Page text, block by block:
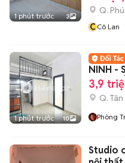
1 phút trước 3
Q.
CCô Lan
1 phút trước 10
NINH -
VĂN
3,9
Q.
Phòng
Studio